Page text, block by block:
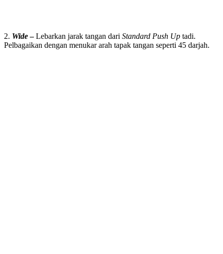
2. Wide–Lebarkan jarak tangan dari Standard Push Up tadi.
Pelbagaikan dengan menukar arah tapak tangan seperti 45 darjah.